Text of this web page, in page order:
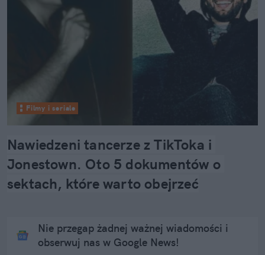
Filmy i seriale
Nawiedzeni tancerze z TikToka i
Jonestown. Oto 5 dokumentów o
sektach, które warto obejrzeć
Nie przegap żadnej ważnej wiadomości i
obserwuj nas w Google News!